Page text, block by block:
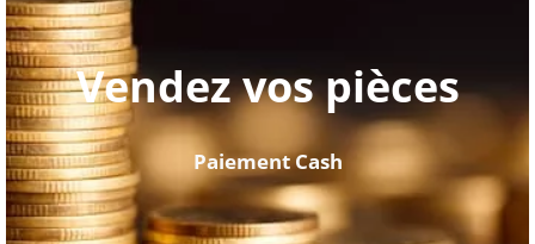
Vendez vos pièces
Paiement Cash